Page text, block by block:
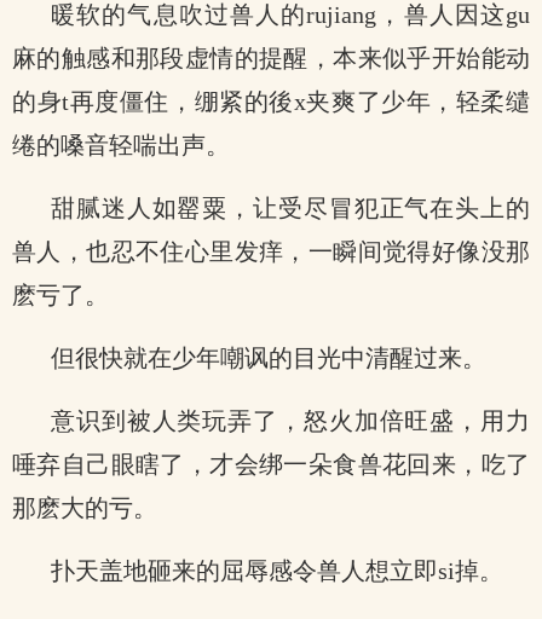
暖软的气息吹过兽人的rujiang，兽人因这gu
麻的触感和那段虚情的提醒，本来似乎开始能动
的身t再度僵住，绷紧的後x夹爽了少年，轻柔缱
绻的嗓音轻喘出声。
甜腻迷人如罂粟，让受尽冒犯正气在头上的
兽人，也忍不住心里发痒，一瞬间觉得好像没那
麽亏了。
但很快就在少年嘲讽的目光中清醒过来。
意识到被人类玩弄了，怒火加倍旺盛，用力
唾弃自己眼瞎了，才会绑一朵食兽花回来，吃了
那麽大的亏。
扑天盖地砸来的屈辱感令兽人想立即si掉。